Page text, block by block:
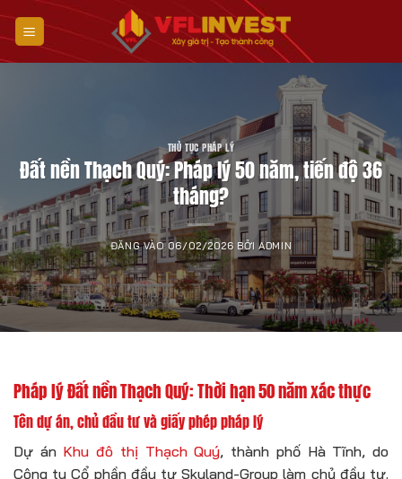
qua
nội
THỦ TỤC PHÁP LÝ
Đất nền Thạch Quý: Pháp lý 50 năm, tiến độ 36
tháng?
ĐĂNG VÀO 06/02/2026 BỞIADMIN
Pháp lý Đất nền Thạch Quý: Thời hạn 50 năm xác thực
Tên dự án, chủ đầu tư và giấy phép pháp lý
Dự án Khu đô thị Thạch Quý, thành phố Hà Tĩnh, do
Công ty Cổ phần đầu tư Skyland-Group làm chủ đầu tư.